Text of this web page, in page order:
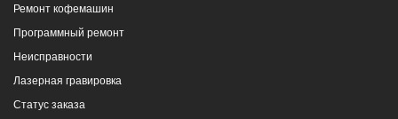
Ремонт кофемашин
Программный ремонт
Неисправности
Лазерная гравировка
Статус заказа